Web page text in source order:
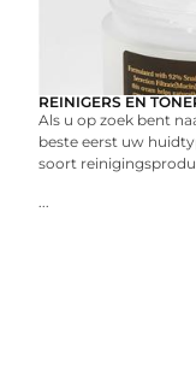
REINIGERS EN
Als u op zoek bent
beste eerst uw
soort
...